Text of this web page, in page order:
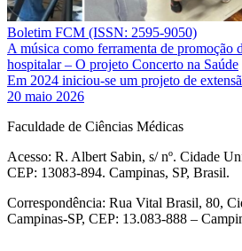
Boletim FCM (ISSN: 2595-9050)
A música como ferramenta de promoção
hospitalar – O projeto Concerto na Saúde
Em 2024 iniciou-se um projeto de
20 maio 2026
Faculdade de Ciências Médicas
Acesso: R. Albert Sabin, s/ nº. Cidade
CEP: 13083-894. Campinas, SP, Brasil.
Correspondência: Rua Vital Brasil, 80,
Campinas-SP, CEP: 13.083-888 –